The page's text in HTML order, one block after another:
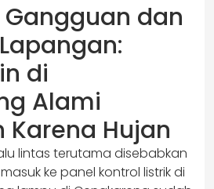
dan
di
Alami
Karena Hujan
lintas terutama disebabkan
ke panel kontrol listrik di